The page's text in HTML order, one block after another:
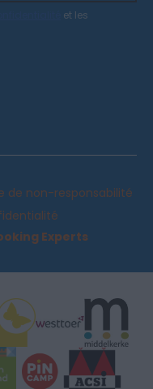
et les
de non-responsabilité
Experts